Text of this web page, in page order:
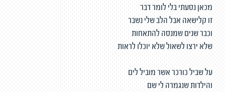
מכאן נסעתי בלי לומר דבר
זו קלישאה אבל הלב שלי נשבר
וכבר שנים שמנסה להתאחות
שלא ירצו לשאול שלא יוכלו לראות
על שביל כורכר אשר מוביל לים
והילדות שנגמרה לי שם